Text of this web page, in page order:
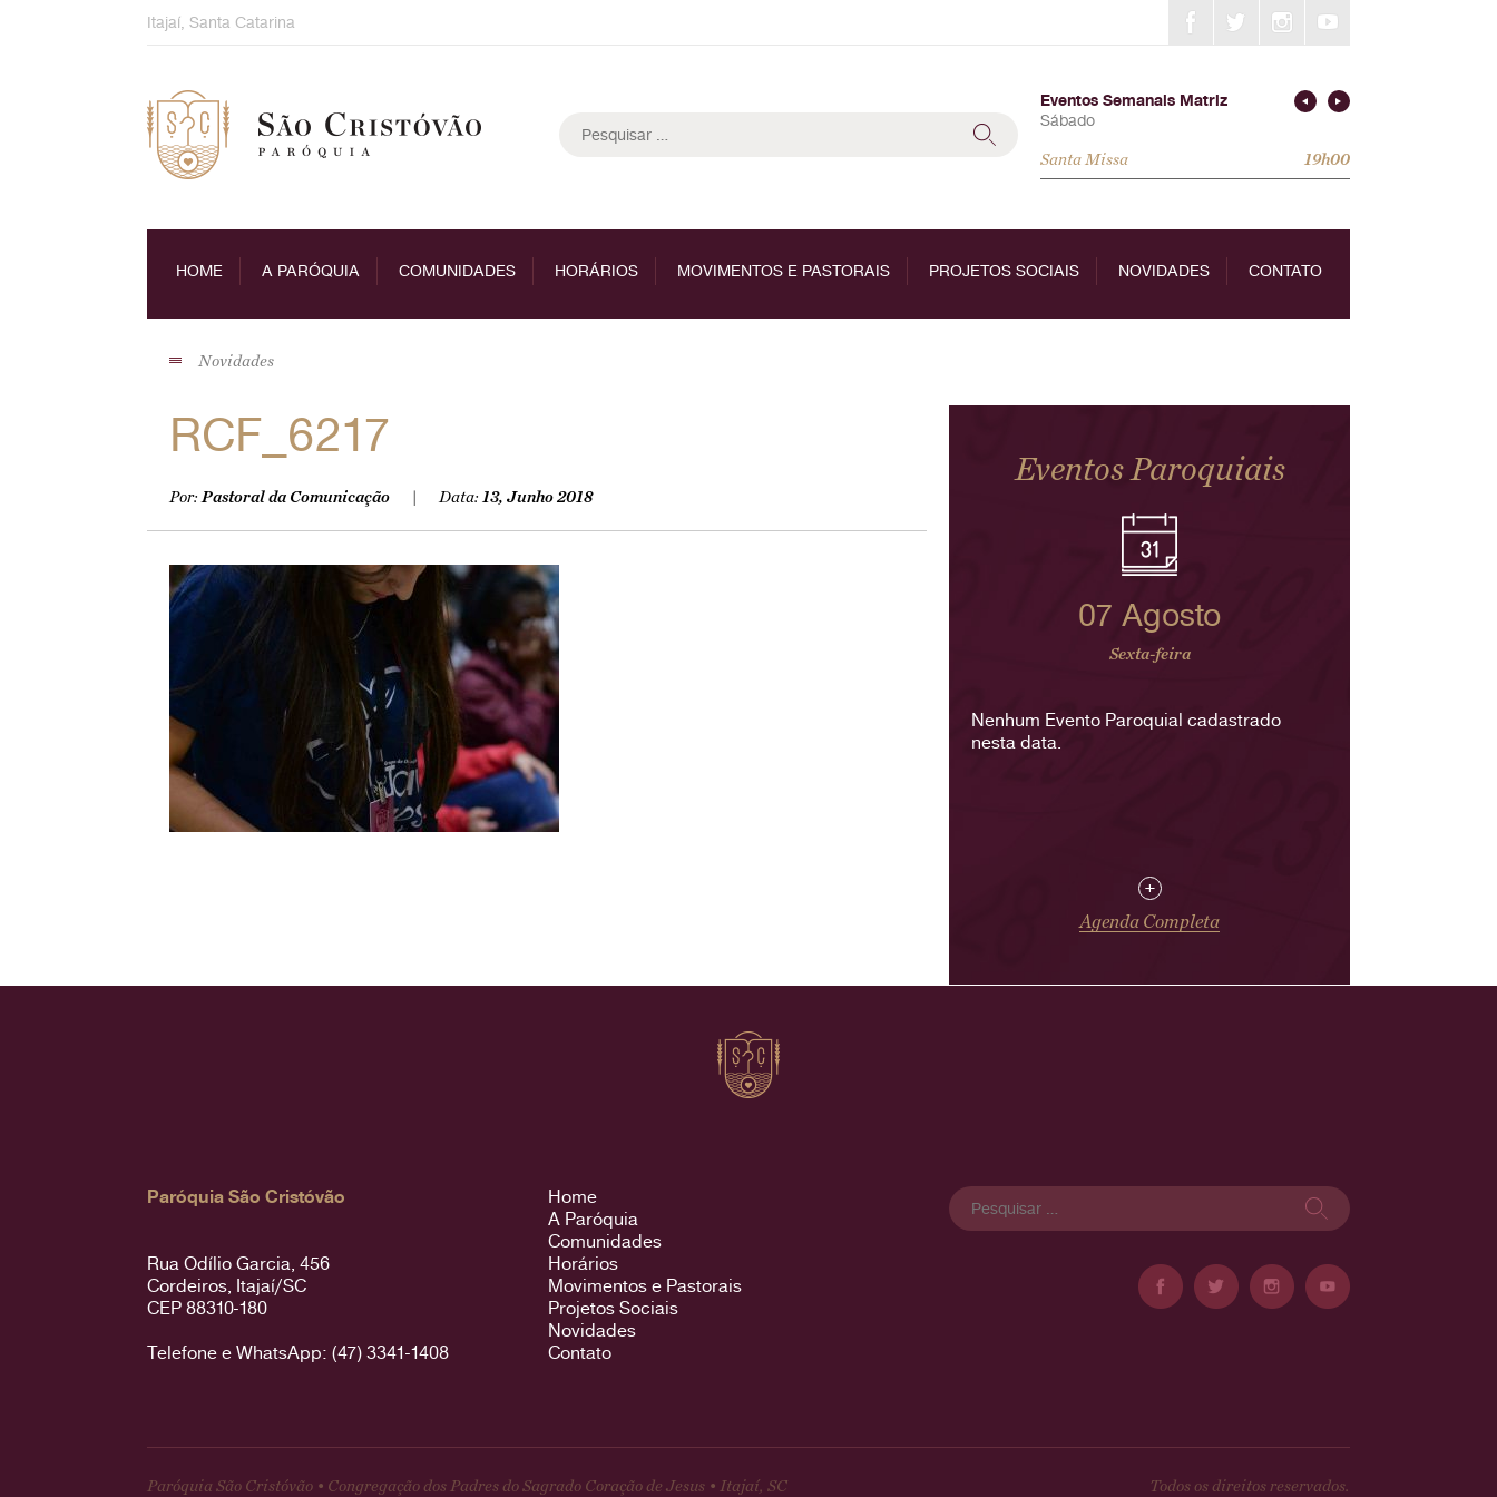
Itajaí, Santa Catarina
por:
Eventos Semanais Matriz
Sábado
Santa Missa 19h00
HOME A PARÓQUIA COMUNIDADES HORÁRIOS MOVIMENTOS E PASTORAIS PROJETOS SOCIAIS NOVIDADES CONTATO
Novidades
RCF_6217
Por:Pastoral da Comunicação Data: 13, Junho 2018
Eventos Paroquiais
07 Agosto
Sexta-feira
Nenhum Evento Paroquial cadastrado
nesta data.
+
Agenda Completa
Paróquia São Cristóvão
Rua Odílio Garcia, 456
Cordeiros, Itajaí/SC
CEP 88310-180
Telefone e WhatsApp: (47) 3341-1408
Home
A Paróquia
Comunidades
Horários
Movimentos e Pastorais
Projetos Sociais
Novidades
Contato
Pesquisar
por:
Paróquia São Cristóvão • Congregação dos Padres do Sagrado Coração de Jesus • Itajaí, SC Todos os direitos reservados.